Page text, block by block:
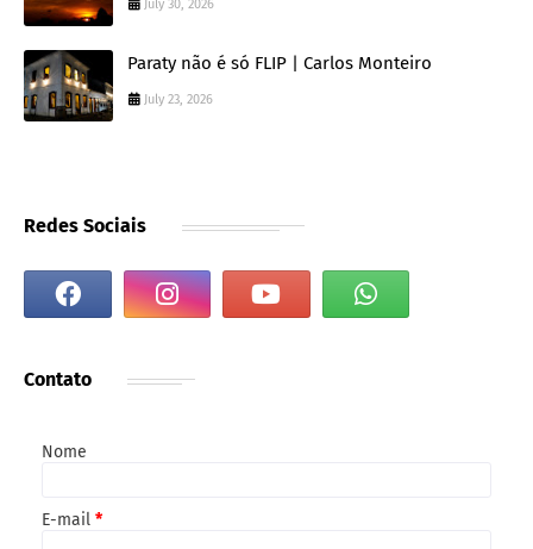
July 30, 2026
Paraty não é só FLIP | Carlos Monteiro
July 23, 2026
Redes Sociais
Contato
Nome
E-mail *